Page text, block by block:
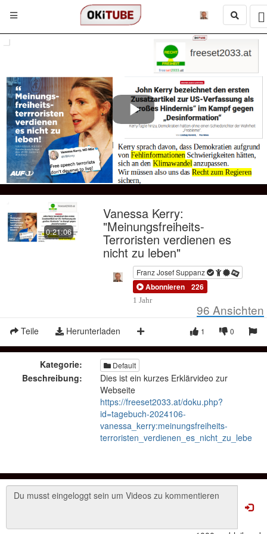
Play
Video
0:21:06
Vanessa Kerry:
"Meinungsfreiheits-
Terroristen verdienen es
nicht zu leben"
Franz Josef Suppanz
Abonnieren 226
1 Jahr
96 Ansichten
Teile Herunterladen 0
1
Kategorie: Default
Beschreibung:
Dies ist ein kurzes Erklärvideo zur
Webseite
https://freeset2033.at/doku.php?
id=tagebuch-2024106-
vanessa_kerry:meinungsfreiheits-
terroristen_verdienen_es_nicht_zu_leben